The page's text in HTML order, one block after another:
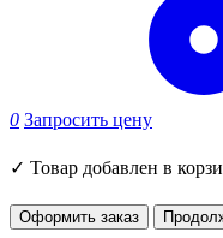
0 Запросить цену
✓ Товар добавлен в
Оформить заказ